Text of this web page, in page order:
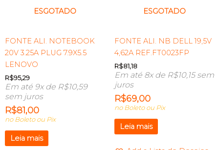
ESGOTADO
FONTE ALI. NOTEBOOK
20V 3.25A PLUG 7.9X5.5
LENOVO
R$95,29
Em até 9x de R$10,59
sem juros
R$81,00
no Boleto ou Pix
Leia mais
ESGOTADO
FONTE ALI. NB DELL 19,5V
4,62A REF.FT0023FP
R$81,18
Em até 8x de R$10,15sem
juros
R$69,00
no Boleto ou Pix
Leia mais